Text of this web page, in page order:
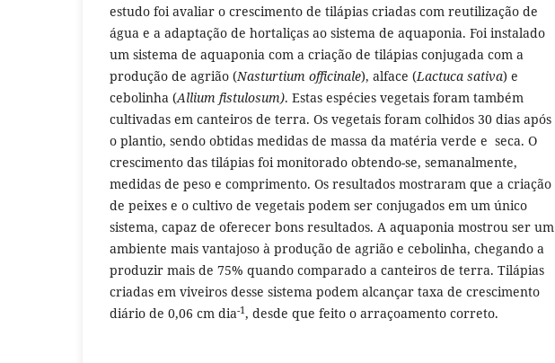
estudo foi avaliar o crescimento de tilápias criadas com reutilização de
água e a adaptação de hortaliças ao sistema de aquaponia. Foi instalado
um sistema de aquaponia com a criação de tilápias conjugada com a
produção de agrião (Nasturtium officinale), alface (Lactuca sativa) e
cebolinha (Allium fistulosum). Estas espécies vegetais foram também
cultivadas em canteiros de terra. Os vegetais foram colhidos 30 dias após
o plantio, sendo obtidas medidas de massa da matéria verde e seca. O
crescimento das tilápias foi monitorado obtendo-se, semanalmente,
medidas de peso e comprimento. Os resultados mostraram que a criação
de peixes e o cultivo de vegetais podem ser conjugados em um único
sistema, capaz de oferecer bons resultados. A aquaponia mostrou ser um
ambiente mais vantajoso à produção de agrião e cebolinha, chegando a
produzir mais de 75% quando comparado a canteiros de terra. Tilápias
criadas em viveiros desse sistema podem alcançar taxa de crescimento
diário de 0,06 cm dia-1, desde que feito o arraçoamento correto.